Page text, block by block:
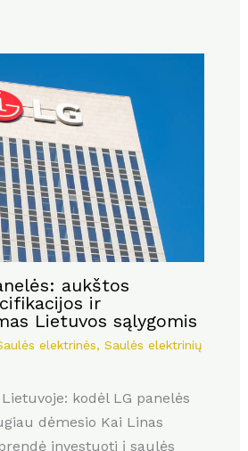
aukštos
ir
Lietuvos sąlygomis
elektrinės, Saulės elektrinių
kodėl LG panelės
dėmesio Kai Linas
investuoti į saulės